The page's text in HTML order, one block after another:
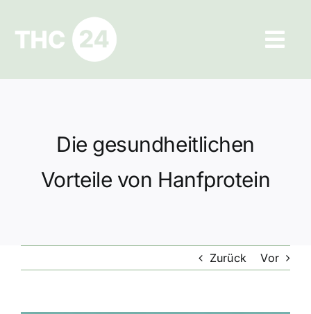
springen
Ratgeber
Datenschutz
Die gesundheitlichen
Vorteile von Hanfprotein
Zurück Vor